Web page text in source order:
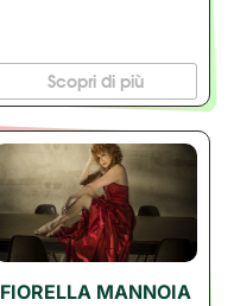
Scopri di più
FIORELLA MANNOIA